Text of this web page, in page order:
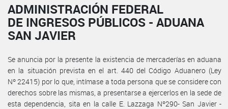
ADMINISTRACIÓN FEDERAL
DE INGRESOS PÚBLICOS - ADUANA
SAN JAVIER
Se anuncia por la presente la existencia de mercaderías en aduana
en la situación prevista en el art. 440 del Código Aduanero (Ley
Nº 22415) por lo que, intímase a toda persona que se considere con
derechos sobre las mismas, a presentarse a ejercerlos en la sede de
esta dependencia, sita en la calle E. Lazzaga Nº290- San Javier -